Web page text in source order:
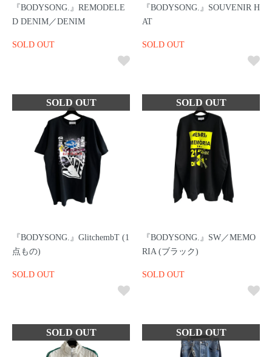
『BODYSONG.』REMODELE
D DENIM／DENIM
SOLD OUT
『BODYSONG.』SOUVENIR H
AT
SOLD OUT
『BODYSONG.』GlitchembT (1
点もの)
SOLD OUT
『BODYSONG.』SW／MEMO
RIA (ブラック)
SOLD OUT